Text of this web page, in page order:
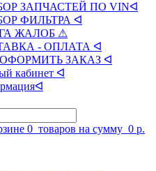
ЗАПЧАСТЕЙ ПО VINᐊ
ФИЛЬТРА ᐊ
ЖАЛОБ ⚠
- ОПЛАТА ᐊ
ЗАКАЗ ᐊ
кабинет ᐊ
0 товаров на сумму 0 р.